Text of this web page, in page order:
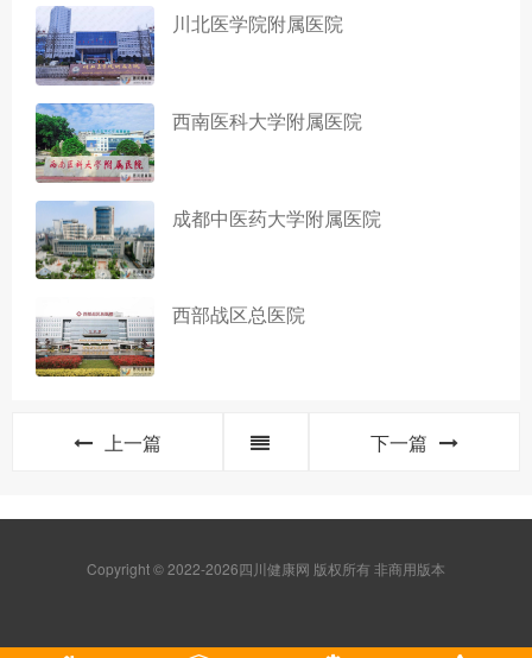
川北医学院附属医院
西南医科大学附属医院
成都中医药大学附属医院
西部战区总医院
上一篇 下一篇
Copyright © 2022-2026四川健康网 版权所有 非商用版本